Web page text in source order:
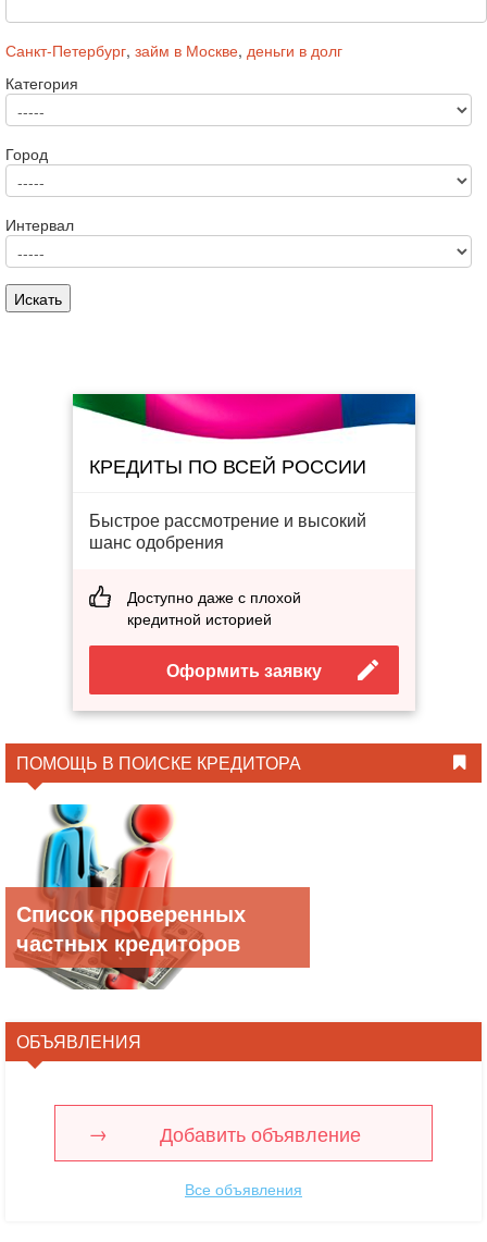
Санкт-Петербург, займ в Москве, деньги в долг
Категория
Город
Интервал
КРЕДИТЫ ПО ВСЕЙ РОССИИ
Быстрое рассмотрение и высокий
шанс одобрения
Доступно даже с плохой
кредитной историей
Оформить заявку
ПОМОЩЬ В ПОИСКЕ КРЕДИТОРА
Список проверенных
частных кредиторов
ОБЪЯВЛЕНИЯ
Добавить объявление
Все объявления